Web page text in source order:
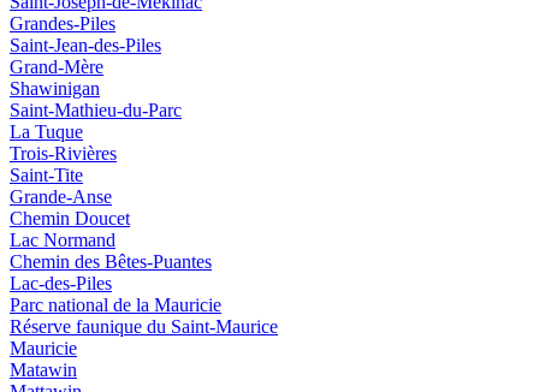
Grandes-Piles
Saint-Jean-des-Piles
Grand-Mère
Shawinigan
Saint-Mathieu-du-Parc
La Tuque
Trois-Rivières
Saint-Tite
Grande-Anse
Chemin Doucet
Lac Normand
Chemin des Bêtes-Puantes
Lac-des-Piles
Parc national de la Mauricie
Réserve faunique du Saint‑Maurice
Mauricie
Matawin